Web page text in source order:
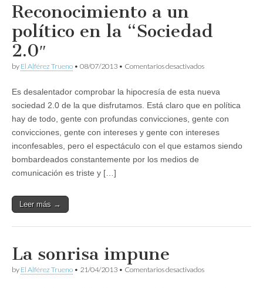
Reconocimiento a un
político en la “Sociedad
2.0″
by El Alférez Trueno • 08/07/2013 • Comentarios desactivadosen
un
político
la
“Sociedad
Es desalentador comprobar la hipocresía de esta nueva
sociedad 2.0 de la que disfrutamos. Está claro que en política
hay de todo, gente con profundas convicciones, gente con
convicciones, gente con intereses y gente con intereses
inconfesables, pero el espectáculo con el que estamos siendo
bombardeados constantemente por los medios de
comunicación es triste y […]
Leer más →
La sonrisa impune
by El Alférez Trueno • 21/04/2013 • Comentarios desactivadosen